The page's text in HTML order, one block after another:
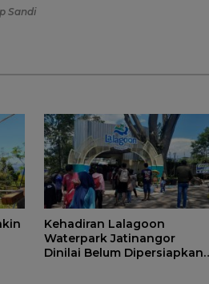
Sandi
Kehadiran Lalagoon
Waterpark Jatinangor
Dinilai Belum Dipersiapkan